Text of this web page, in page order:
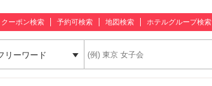
クーポン検索 予約可検索 地図検索 ホテルグループ検索
リーワード